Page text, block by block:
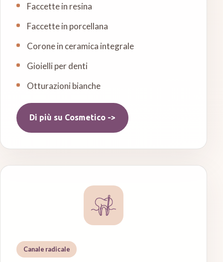
Faccette in resina
Faccette in porcellana
Corone in ceramica integrale
Gioielli per denti
Otturazioni bianche
Di più su Cosmetico ->
Canale radicale